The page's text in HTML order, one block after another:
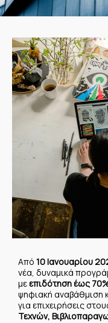
Από 10 Ιανουαρίου
νέα, δυναμικά
μεεπιδότηση έως
ψηφιακή αναβάθμιση
για επιχειρήσεις
Τεχνών,